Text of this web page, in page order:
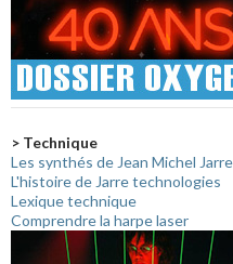
> Technique
Les synthés de Jean Michel
L'histoire de Jarre technologies
Lexique technique
Comprendre la harpe laser